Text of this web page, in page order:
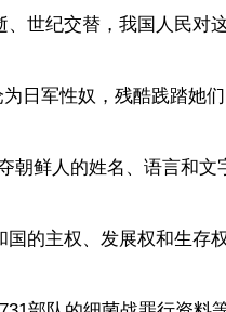
世纪交替，我国人民对
日军性奴，残酷践踏她
鲜人的姓名、语言和文
的主权、发展权和生存